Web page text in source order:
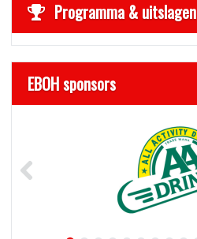
Programma & uitslagen
EBOH sponsors